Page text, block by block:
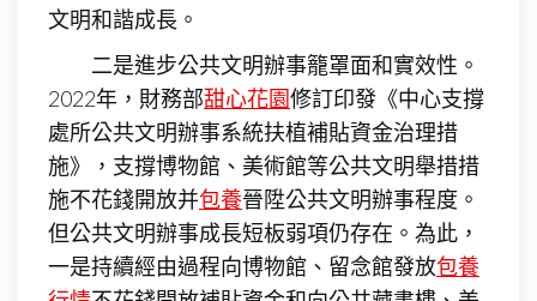
文明和諧成長。
二是進步公共文明辦事籠罩面和實效性。
2022年，財務部甜心花園修訂印發《中心支撐
處所公共文明辦事系統扶植補貼資金治理措
施》，支撐博物館、美術館等公共文明舉措措
施不花錢開放并包養晉陞公共文明辦事程度。
但公共文明辦事成長短板弱項仍存在。為此，
一是持續經由過程向博物館、留念館發放包養